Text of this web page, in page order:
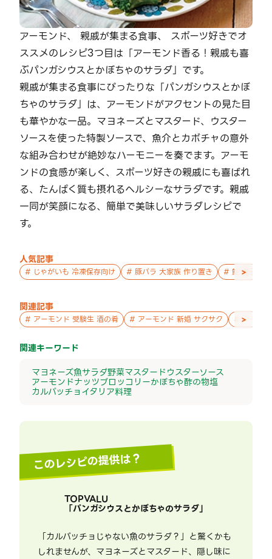
アーモンド、 親戚が集まる食事、 スポーツ好きでオ
ススメのレシピ3つ目は「アーモンド香る！親戚も喜
ぶパンガシウスとかぼちゃのサラダ」です。
親戚が集まる食事にぴったりな「パンガシウスとかぼ
ちゃのサラダ」は、アーモンドがアクセントの見た目
も華やかな一品。マヨネーズとマスタード、ウスター
ソースを使った特製ソースで、魚介とカボチャの意外
な組み合わせが絶妙なハーモニーを奏でます。アーモ
ンドの食感が楽しく、スポーツ好きの親戚にも喜ばれ
る、たんぱく質も摂れるヘルシーなサラダです。親戚
一同が笑顔になる、簡単で美味しいサラダレシピで
す。
人気記事
# じゃがいも 冷凍保存向け # 豚バラ 大家族 作り置き # 鮭 親子 作
>
関連記事
# アーモンド 受験生 酒の肴 # アーモンド 新婚 サクサク #アーモ
>
関連キーワード
マヨネーズ魚サラダ野菜マスタードウスターソース
アーモンドナッツブロッコリーかぼちゃ酢の物塩
カルパッチョイタリア料理
このレシピの提供は？
TOPVALU
「パンガシウスとかぼちゃのサラダ」
「カルパッチョじゃない魚のサラダ？」と驚くかも
しれませんが、マヨネーズとマスタード、隠し味に